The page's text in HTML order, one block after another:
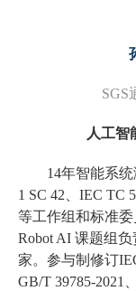
SGS
人工智
14年智能系
1 SC 42、IEC TC
等工作组和标准
Robot AI 课题组
家。参与制修订
GB/T 39785-2021